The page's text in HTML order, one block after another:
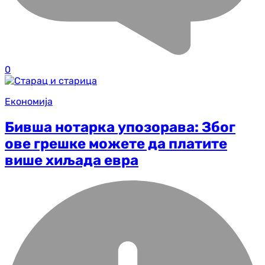
0
Економија
Бивша нотарка упозорава: Због
ове грешке можете да платите
више хиљада евра